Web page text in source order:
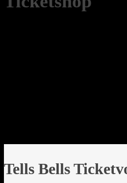
Tells Bells